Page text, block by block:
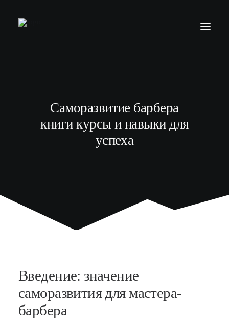
МОДЕЛЯМ
ВЫПУСКНИКИ
Саморазвитие барбера
книги курсы и навыки для
успеха
Введение: значение
саморазвития для мастера-
барбера